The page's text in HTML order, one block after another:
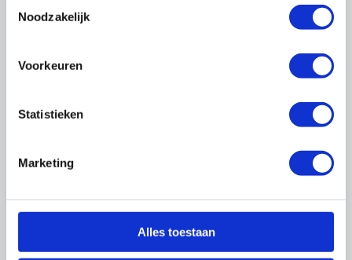
Noodzakelijk
Voorkeuren
Statistieken
Marketing
Alles toestaan
Projecten, Partners en Industrieel
j.vandorp@onderhoudnl.nl
Word ook lid